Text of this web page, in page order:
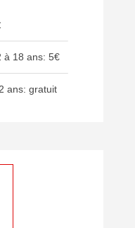
à 18 ans: 5€
ans: gratuit